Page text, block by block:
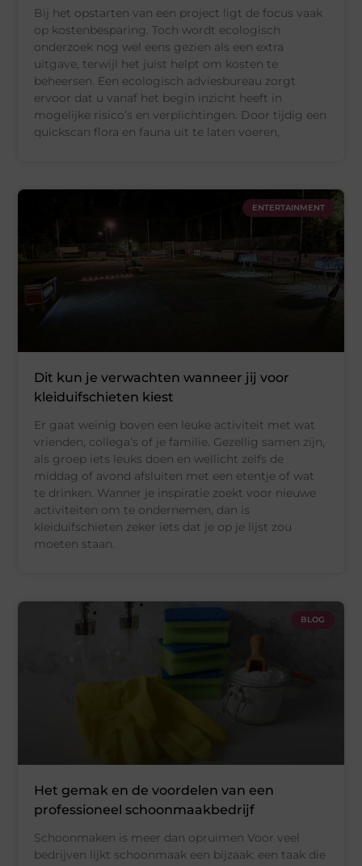
Bij het opstarten van een project ligt de focus vaak
op kostenbesparing. Toch wordt ecologisch
onderzoek nog wel eens gezien als een extra
uitgave, terwijl het juist helpt om kosten te
beheersen. Een ecologisch adviesbureau zorgt
ervoor dat u vanaf het begin inzicht heeft in
mogelijke risico’s en verplichtingen. Door tijdig een
quickscan flora en fauna uit te laten voeren,
ENTERTAINMENT
Dit kun je verwachten wanneer jij voor
kleiduifschieten kiest
Er gaat weinig boven een leuke activiteit met wat
vrienden, collega’s of je familie. Gezellig samen zijn,
als groep iets leuks doen en wellicht zelfs de
middag of avond afsluiten met een etentje of wat
te drinken. Wanner je inspiratie zoekt voor nieuwe
activiteiten om te ondernemen, dan is
kleiduifschieten zeker iets dat je op je lijst zou
moeten staan.
BLOG
Het gemak en de voordelen van een
professioneel schoonmaakbedrijf
Schoonmaken is meer dan opruimen Voor veel
bedrijven lijkt schoonmaak een bijzaak: een taak die